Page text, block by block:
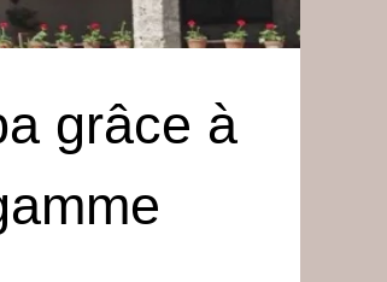
grâce à